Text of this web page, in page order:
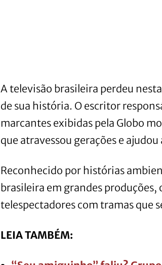
A televisão brasileira perdeu
de sua história. O escritor
marcantes exibidas pela Globo
que atravessou gerações e
Reconhecido por histórias
brasileira em grandes
telespectadores com tramas que
LEIA TAMBÉM: